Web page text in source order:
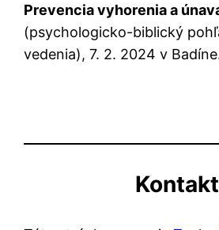
Prevencia vyhorenia a
(psychologicko-biblický
vedenia), 7. 2. 2024 v
Kontakt